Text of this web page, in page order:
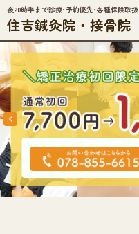
夜20時半まで診療･予約優先･各種保険取扱
住吉鍼灸院・接骨院